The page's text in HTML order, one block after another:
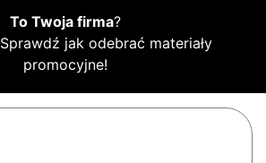
To Twoja firma?
Sprawdź jak odebrać materiały
promocyjne!